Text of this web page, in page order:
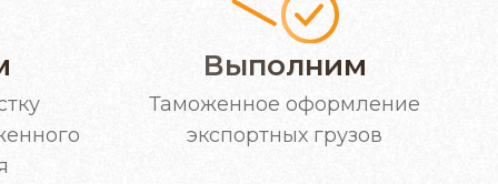
Выполним
Таможенное оформление
экспортных грузов